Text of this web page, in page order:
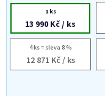
1 ks
13 990 Kč/ ks
4 ks = sleva 8 %
12 871 Kč/ ks